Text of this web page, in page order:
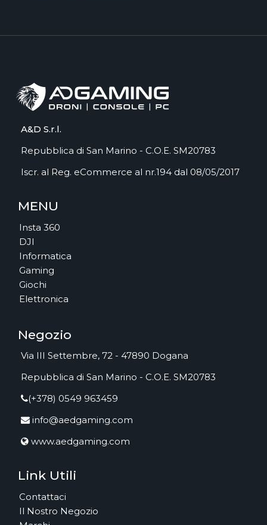
A&D S.r.l.
Repubblica di San Marino - C.O.E. SM20783
Iscr. al Reg. eCommerce al nr.194 dal 08/05/2017
MENU
Insta 360
DJI
Informatica
Gaming
Giochi
Elettronica
Negozio
Via III Settembre, 72 - 47890 Dogana
Repubblica di San Marino - C.O.E. SM20783
(+378) 0549 963459
info@aedgaming.com
www.aedgaming.com
Link Utili
Contattaci
Il Nostro Negozio